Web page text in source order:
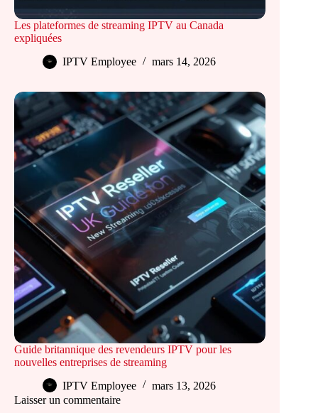
Les plateformes de streaming IPTV au Canada
expliquées
IPTV Employee
mars 14, 2026
Guide britannique des revendeurs IPTV pour les
nouvelles entreprises de streaming
IPTV Employee
mars 13, 2026
Laisser un commentaire